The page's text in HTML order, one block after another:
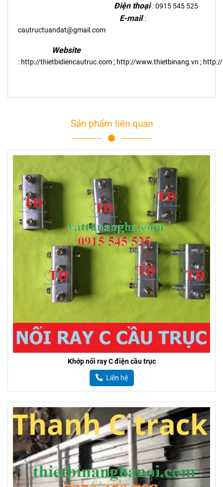
Điện thoại : 0915 545 525
E-mail:
cautructuandat@gmail.com
Website
: http://thietbidiencautruc.com; http://www.thietbinang.vn ;
Sản phẩm liên quan
Khớp nối ray C điện cầu trục
Liên hệ